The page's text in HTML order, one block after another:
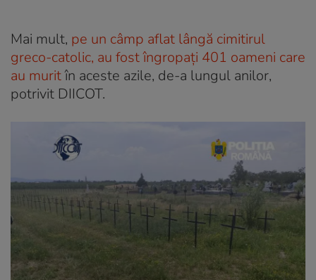
Mai mult, pe un câmp aflat lângă cimitirul
greco-catolic, au fost îngropați 401 oameni care
au muritîn aceste azile, de-a lungul anilor,
potrivit DIICOT.